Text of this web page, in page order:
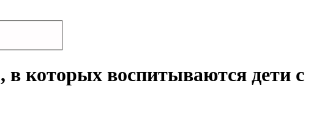
которых воспитываются дети с